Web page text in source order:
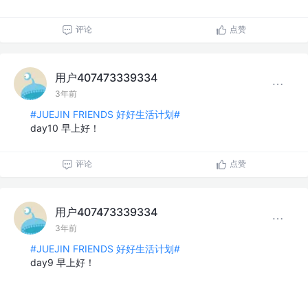
评论 点赞
用户407473339334
3年前
#JUEJIN FRIENDS 好好生活计划#
day10 早上好！
评论 点赞
用户407473339334
3年前
#JUEJIN FRIENDS 好好生活计划#
day9 早上好！